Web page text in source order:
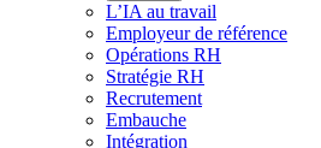
L’IA au travail
Employeur de référence
Opérations RH
Stratégie RH
Recrutement
Embauche
Intégration